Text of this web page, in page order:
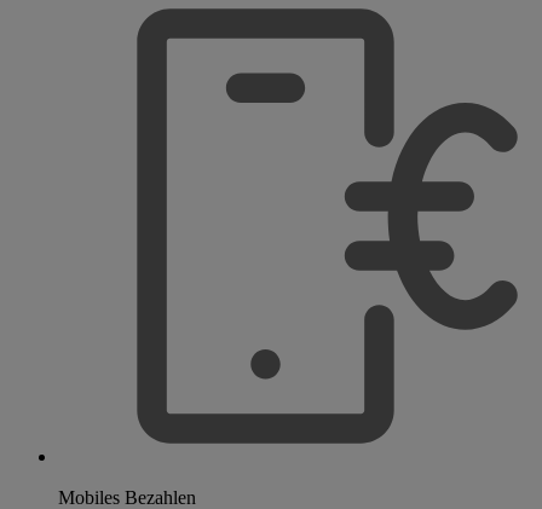
Mobiles Bezahlen